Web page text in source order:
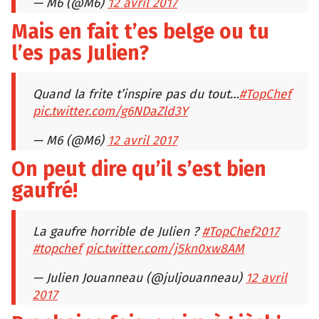
— M6 (@M6) 12 avril 2017
Mais en fait t’es belge ou tu
l’es pas Julien?
Quand la frite t’inspire pas du tout…#TopChef
pic.twitter.com/g6NDaZld3Y
— M6 (@M6) 12 avril 2017
On peut dire qu’il s’est bien
gaufré!
La gaufre horrible de Julien ?#TopChef2017
#topchef pic.twitter.com/j5kn0xw8AM
— Julien Jouanneau (@juljouanneau) 12 avril
2017